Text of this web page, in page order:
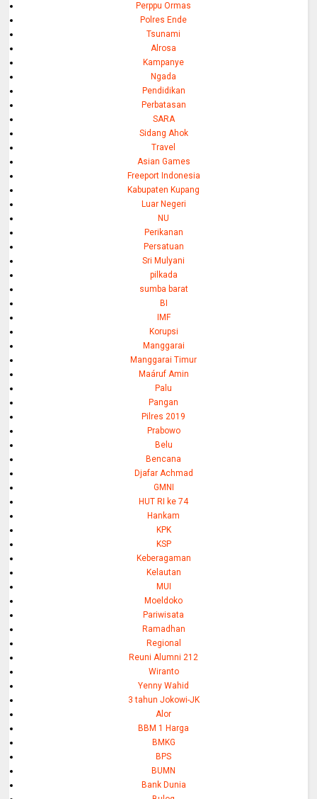
Perppu Ormas
Polres Ende
Tsunami
Alrosa
Kampanye
Ngada
Pendidikan
Perbatasan
SARA
Sidang Ahok
Travel
Asian Games
Freeport Indonesia
Kabupaten Kupang
Luar Negeri
NU
Perikanan
Persatuan
Sri Mulyani
pilkada
sumba barat
BI
IMF
Korupsi
Manggarai
Manggarai Timur
Maáruf Amin
Palu
Pangan
Pilres 2019
Prabowo
Belu
Bencana
Djafar Achmad
GMNI
HUT RI ke 74
Hankam
KPK
KSP
Keberagaman
Kelautan
MUI
Moeldoko
Pariwisata
Ramadhan
Regional
Reuni Alumni 212
Wiranto
Yenny Wahid
3 tahun Jokowi-JK
Alor
BBM 1 Harga
BMKG
BPS
BUMN
Bank Dunia